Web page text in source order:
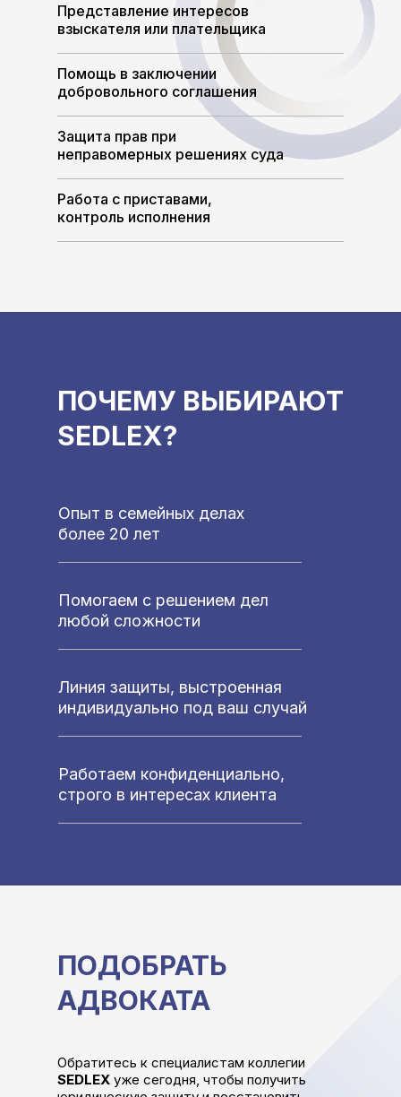
Защита прав при
неправомерных решениях суда
Работа с приставами,
контроль исполнения
Помощь в заключении
добровольного соглашения
Представление интересов
взыскателя или плательщика
ПОЧЕМУ ВЫБИРАЮТ
SEDLEX?
Опыт в семейных делах
более 20 лет
Помогаем с решением дел
любой сложности
Линия защиты, выстроенная
индивидуально под ваш случай
Работаем конфиденциально,
строго в интересах клиента
ПОДОБРАТЬ
АДВОКАТА
Обратитесь к специалистам коллегии
SEDLEX уже сегодня, чтобы получить